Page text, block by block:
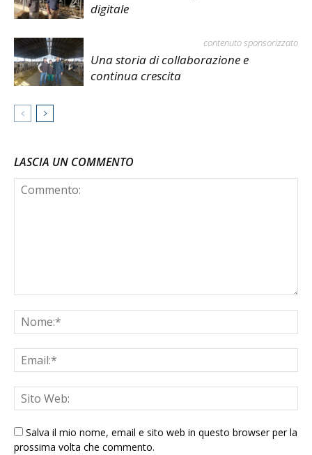
digitale
contenuto sponsorizzato
Una storia di collaborazione e
continua crescita
LASCIA UN COMMENTO
Salva il mio nome, email e sito web in questo browser per la
prossima volta che commento.